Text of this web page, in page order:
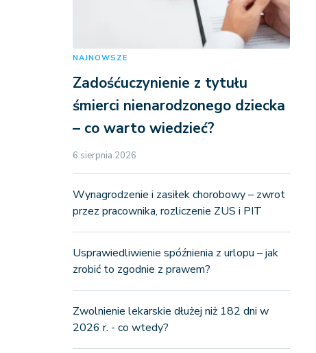
NAJNOWSZE
Zadośćuczynienie z tytułu
śmierci nienarodzonego dziecka
– co warto wiedzieć?
6 sierpnia 2026
Wynagrodzenie i zasiłek chorobowy – zwrot
przez pracownika, rozliczenie ZUS i PIT
Usprawiedliwienie spóźnienia z urlopu – jak
zrobić to zgodnie z prawem?
Zwolnienie lekarskie dłużej niż 182 dni w
2026 r. - co wtedy?